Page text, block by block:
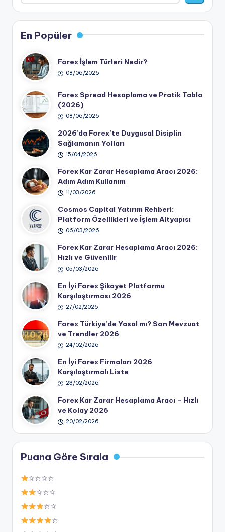
En Popüler
Forex İşlem Türleri Nedir?
08/06/2026
Forex Spread Hesaplama ve Pratik Tablo
(2026)
08/06/2026
2026’da Forex’te Duygusal Disiplin
Sağlamanın Yolları
15/04/2026
Forex Kar Zarar Hesaplama Aracı 2026:
Adım Adım Kullanım
11/03/2026
Cosmos Capital Yatırım Rehberi:
Platform Özellikleri ve İşlem Altyapısı
06/03/2026
Forex Kar Zarar Hesaplama Aracı 2026:
Hızlı ve Güvenilir
05/03/2026
En İyi Forex Şikayet Platformu
Karşılaştırması 2026
27/02/2026
Forex Türkiye’de Yasal mı? Son Mevzuat
ve Trendler 2026
24/02/2026
En İyi Forex Firmaları 2026
Karşılaştırmalı Liste
23/02/2026
Forex Kar Zarar Hesaplama Aracı – Hızlı
ve Kolay 2026
20/02/2026
Puana Göre Sırala
☆☆☆☆
☆☆☆
☆☆
☆